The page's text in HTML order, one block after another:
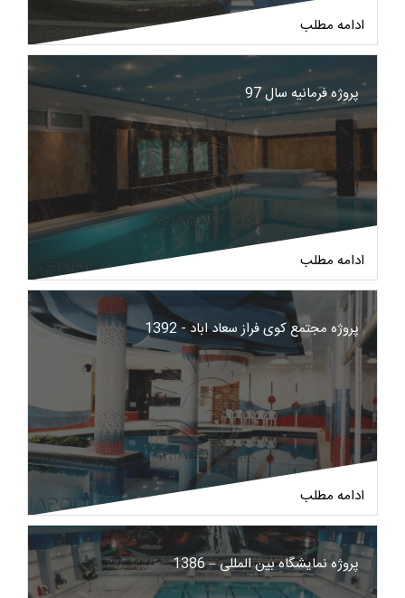
ادامه مطلب
پروژه فرمانیه سال 97
ادامه مطلب
پروژه مجتمع کوی فراز سعاد اباد - 1392
ادامه مطلب
پروژه نمایشگاه بین المللی – 1386